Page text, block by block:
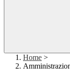
Home >